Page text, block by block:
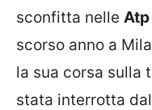
sconfitta nelle
scorso anno a
la sua corsa sulla
stata interrotta